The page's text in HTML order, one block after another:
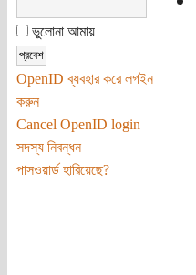
ভুলোনা আমায়
OpenID ব্যবহার করে লগইন
করুন
Cancel OpenID login
সদস্য নিবন্ধন
পাসওয়ার্ড হারিয়েছে?